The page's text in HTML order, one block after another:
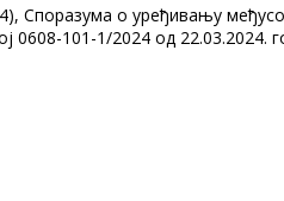
Споразума о уређивању
101-1/2024 од 22.03.2024.